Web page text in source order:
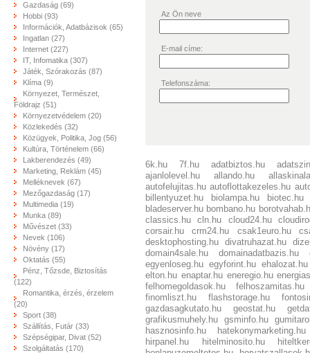
Gazdaság (69)
Hobbi (93)
Információk, Adatbázisok (65)
Ingatlan (27)
Internet (227)
IT, Infomatika (307)
Játék, Szórakozás (87)
Klíma (9)
Környezet, Természet,
Földrajz (51)
Környezetvédelem (20)
Közlekedés (32)
Közügyek, Politika, Jog (56)
Kultúra, Történelem (66)
Lakberendezés (49)
Marketing, Reklám (45)
Melléknevek (67)
Mezőgazdaság (17)
Multimedia (19)
Munka (89)
Művészet (33)
Nevek (106)
Növény (17)
Oktatás (55)
Pénz, Tőzsde, Biztosítás
(122)
Romantika, érzés, érzelem
(20)
Sport (38)
Szállítás, Futár (33)
Szépségipar, Divat (52)
Szolgáltatás (170)
Az Ön neve
E-mail címe:
Telefonszáma:
6k.hu 7f.hu adatbiztos.hu
ajanlolevel.hu
allando.hu
autofelujitas.hu autoflottakezeles.hu
billentyuzet.hu
biolampa.hu
biotec.hu
bladeserver.hu bombano.hu
classics.hu
cln.hu cloud24.hu
corsair.hu
crm24.hu csak1euro.hu
desktophosting.hu divatruhazat.hu
domain4sale.hu
domainadatbazis.hu
egyenloseg.hu egyforint.hu ehalozat.hu
elton.hu enaptar.hu eneregio.hu
felhomegoldasok.hu
felhoszamitas.hu
finomliszt.hu
flashstorage.hu
gazdasagkutato.hu
geostat.hu
grafikusmuhely.hu gsminfo.hu
hasznosinfo.hu
hatekonymarketing.hu
hirpanel.hu
hitelminosito.hu